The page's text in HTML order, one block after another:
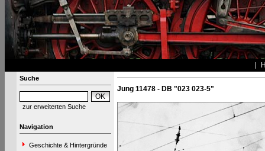
Suche
zur erweiterten Suche
Navigation
Geschichte & Hintergründe
Jung 11478 - DB "023 023-5"